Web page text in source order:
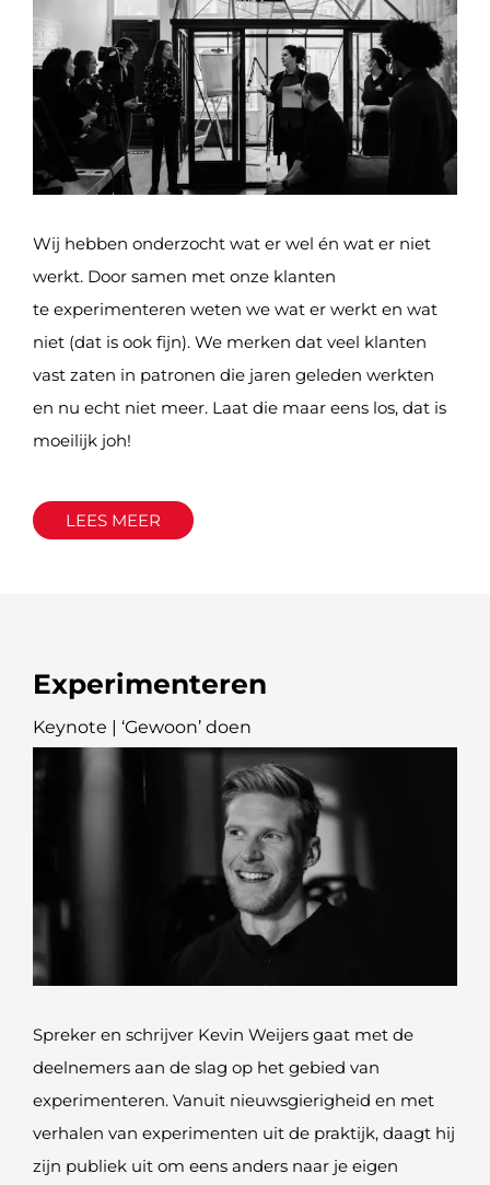
Wij hebben onderzocht wat er wel én wat er niet
werkt. Door samen met onze klanten
te experimenteren weten we wat er werkt en wat
niet (dat is ook fijn). We merken dat veel klanten
vast zaten in patronen die jaren geleden werkten
en nu echt niet meer. Laat die maar eens los, dat is
moeilijk joh!
LEES MEER
Experimenteren
Keynote | ‘Gewoon’ doen
Spreker en schrijver Kevin Weijers gaat met de
deelnemers aan de slag op het gebied van
experimenteren. Vanuit nieuwsgierigheid en met
verhalen van experimenten uit de praktijk, daagt hij
zijn publiek uit om eens anders naar je eigen